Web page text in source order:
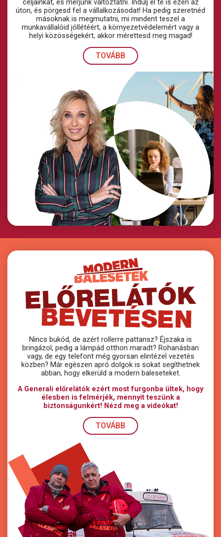
céljainkat, és merjünk változtatni. Indulj el te is ezen az
úton, és pörgesd fel a vállalkozásodat! Ha pedig szeretnéd
másoknak is megmutatni, mi mindent teszel a
munkavállalóid jóllétéért, a környezetvédelemért vagy a
helyi közösségekért, akkor mérettesd meg magad!
TOVÁBB
Nincs bukód, de azért rollerre pattansz? Éjszaka is
bringázol, pedig a lámpád otthon maradt? Rohanásban
vagy, de egy telefont még gyorsan elintézel vezetés
közben? Már egészen apró dolgok is sokat segíthetnek
abban, hogy elkerüld a modern baleseteket.
A Generali előrelátók ezért most furgonba ültek, hogy
élesben is felmérjék, mennyit teszünk a
biztonságunkért! Nézd meg a videókat!
TOVÁBB